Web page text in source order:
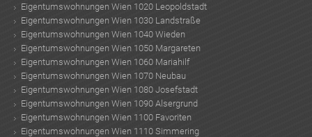
Eigentumswohnungen Wien 1020 Leopoldstadt
Eigentumswohnungen Wien 1030 Landstraße
Eigentumswohnungen Wien 1040 Wieden
Eigentumswohnungen Wien 1050 Margareten
Eigentumswohnungen Wien 1060 Mariahilf
Eigentumswohnungen Wien 1070 Neubau
Eigentumswohnungen Wien 1080 Josefstadt
Eigentumswohnungen Wien 1090 Alsergrund
Eigentumswohnungen Wien 1100 Favoriten
Eigentumswohnungen Wien 1110 Simmering